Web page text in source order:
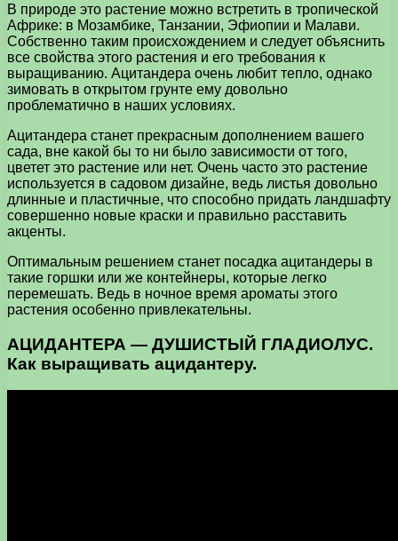
В природе это растение можно встретить в тропической
Африке: в Мозамбике, Танзании, Эфиопии и Малави.
Собственно таким происхождением и следует объяснить
все свойства этого растения и его требования к
выращиванию. Ацитандера очень любит тепло, однако
зимовать в открытом грунте ему довольно
проблематично в наших условиях.
Ацитандера станет прекрасным дополнением вашего
сада, вне какой бы то ни было зависимости от того,
цветет это растение или нет. Очень часто это растение
используется в садовом дизайне, ведь листья довольно
длинные и пластичные, что способно придать ландшафту
совершенно новые краски и правильно расставить
акценты.
Оптимальным решением станет посадка ацитандеры в
такие горшки или же контейнеры, которые легко
перемешать. Ведь в ночное время ароматы этого
растения особенно привлекательны.
АЦИДАНТЕРА — ДУШИСТЫЙ ГЛАДИОЛУС.
Как выращивать ацидантеру.